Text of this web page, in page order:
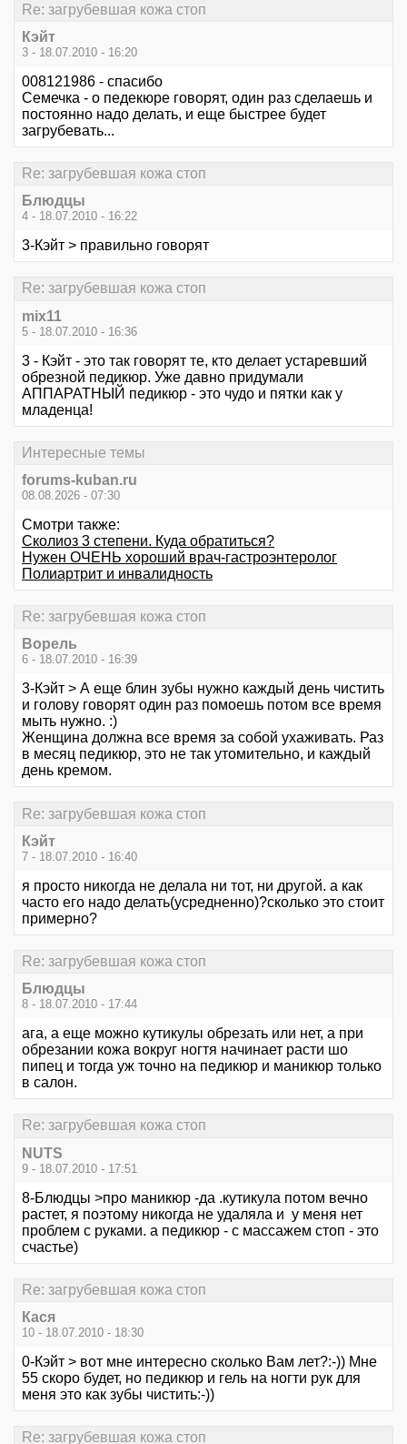
Re: загрубевшая кожа стоп
Кэйт
3 - 18.07.2010 - 16:20
008121986 - спасибо
Семечка - о педекюре говорят, один раз сделаешь и
постоянно надо делать, и еще быстрее будет
загрубевать...
Re: загрубевшая кожа стоп
Блюдцы
4 - 18.07.2010 - 16:22
3-Кэйт > правильно говорят
Re: загрубевшая кожа стоп
mix11
5 - 18.07.2010 - 16:36
3 - Кэйт - это так говорят те, кто делает устаревший
обрезной педикюр. Уже давно придумали
АППАРАТНЫЙ педикюр - это чудо и пятки как у
младенца!
Интересные темы
forums-kuban.ru
08.08.2026 - 07:30
Смотри также:
Сколиоз 3 степени. Куда обратиться?
Нужен ОЧЕНЬ хороший врач-гастроэнтеролог
Полиартрит и инвалидность
Re: загрубевшая кожа стоп
Ворель
6 - 18.07.2010 - 16:39
3-Кэйт > А еще блин зубы нужно каждый день чистить
и голову говорят один раз помоешь потом все время
мыть нужно. :)
Женщина должна все время за собой ухаживать. Раз
в месяц педикюр, это не так утомительно, и каждый
день кремом.
Re: загрубевшая кожа стоп
Кэйт
7 - 18.07.2010 - 16:40
я просто никогда не делала ни тот, ни другой. а как
часто его надо делать(усредненно)?сколько это стоит
примерно?
Re: загрубевшая кожа стоп
Блюдцы
8 - 18.07.2010 - 17:44
ага, а еще можно кутикулы обрезать или нет, а при
обрезании кожа вокруг ногтя начинает расти шо
пипец и тогда уж точно на педикюр и маникюр только
в салон.
Re: загрубевшая кожа стоп
NUTS
9 - 18.07.2010 - 17:51
8-Блюдцы >про маникюр -да .кутикула потом вечно
растет, я поэтому никогда не удаляла и у меня нет
проблем с руками. а педикюр - с массажем стоп - это
счастье)
Re: загрубевшая кожа стоп
Кася
10 - 18.07.2010 - 18:30
0-Кэйт > вот мне интересно сколько Вам лет?:-)) Мне
55 скоро будет, но педикюр и гель на ногти рук для
меня это как зубы чистить:-))
Re: загрубевшая кожа стоп